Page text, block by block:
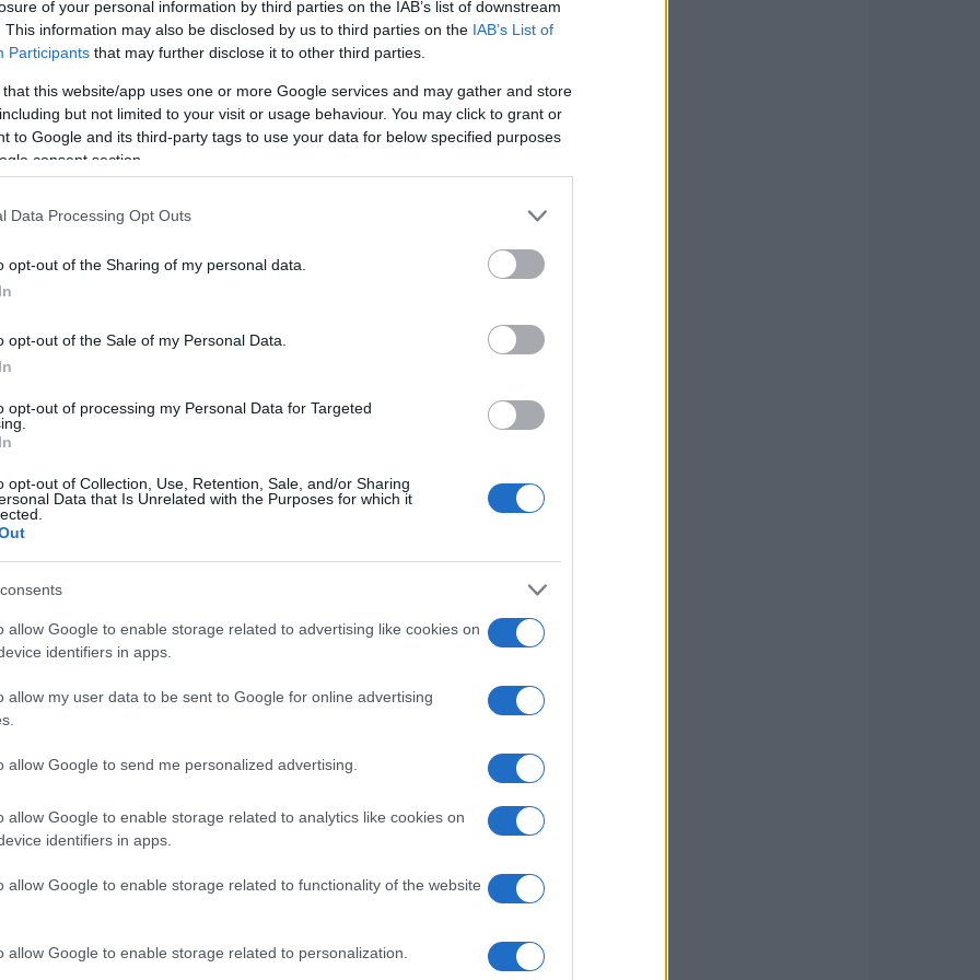
of your personal information by third parties on the IAB’s list of downstream
This information may also be disclosed by us to third parties on the IAB’s List of
Participants that may further disclose it to other third parties.
that this website/app uses one or more Google services and may gather and store
but not limited to your visit or usage behaviour. You may click to grant or
to Google and its third-party tags to use your data for below specified purposes
consent section.
Data Processing Opt Outs
opt-out of the Sharing of my personal data.
opt-out of the Sale of my Personal Data.
opt-out of processing my Personal Data for Targeted
opt-out of Collection, Use, Retention, Sale, and/or Sharing
Data that Is Unrelated with the Purposes for which it
allow Google to enable storage related to advertising like cookies on
identifiers in apps.
allow my user data to be sent to Google for online advertising
allow Google to send me personalized advertising.
allow Google to enable storage related to analytics like cookies on
identifiers in apps.
allow Google to enable storage related to functionality of the website
allow Google to enable storage related to personalization.
(tasso di abbandono) dei tiri a rete è preoccupante e
la realizzazione continua a essere un punto
van Dijk, che ha messo in evidenza una difesa
Ci si può chiedere: cosa succederà quando
ovvero il tasso di spesa, per rinforzare la difesa
prestazioni
Ekitike e Giorgi Mamardashvili hanno avuto
particolare, ha dimostrato un buon coinvolgimento
questo non basta per garantire un PMF (product-
nuovi innesti devono integrarsi rapidamente e
su di loro sarà alta, e c’è il rischio di un
tenere in considerazione.